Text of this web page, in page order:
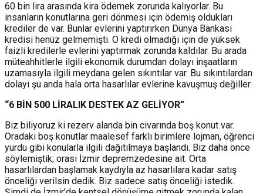
60 bin lira arasında kira ödemek zorunda kalıyorlar. Bu
insanların konutlarına geri dönmesi için ödemiş oldukları
krediler de var. Bunlar evlerini yaptırırken Dünya Bankası
kredisi henüz gelmemişti. O kredi olmadığı için de yüksek
faizli kredilerle evlerini yaptırmak zorunda kaldılar. Bu arada
müteahhitlerle ilgili ekonomik durumdan dolayı inşaatların
uzamasıyla ilgili meydana gelen sıkıntılar var. Bu sıkıntılardan
dolayı şu anda hala orta hasarlılar evlerine kavuşmuş değiller.
“6 BİN 500 LİRALIK DESTEK AZ GELİYOR”
Biz biliyoruz ki rezerv alanda bin civarında boş konut var.
Oradaki boş konutlar maalesef farklı birimlere lojman, öğrenci
yurdu gibi konularla ilgili dağıtılmaya başlandı. Biz daha önce
söylemiştik; orası İzmir depremzedesine ait. Orta
hasarlılardan başlamak kaydıyla az hasarlılara kadar satış
önceliği verilsin dedik. Biz sadece satış önceliği istedik.